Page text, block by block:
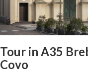
Tour in A35
Covo